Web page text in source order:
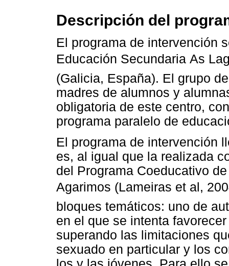
Descripción del
El programa de intervención
Educación Secundaria As
(Galicia, España). El grupo
madres de alumnos y
obligatoria de este centro,
programa paralelo de
El programa de intervención
es, al igual que la realizada
del Programa Coeducativo
Agarimos (Lameiras et al,
bloques temáticos: uno de
en el que se intenta
superando las limitaciones
sexuado en particular y los